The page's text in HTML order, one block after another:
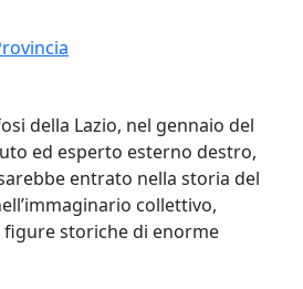
della Lazio, nel gennaio del
ed esperto esterno destro,
entrato nella storia del
collettivo,
storiche di enorme